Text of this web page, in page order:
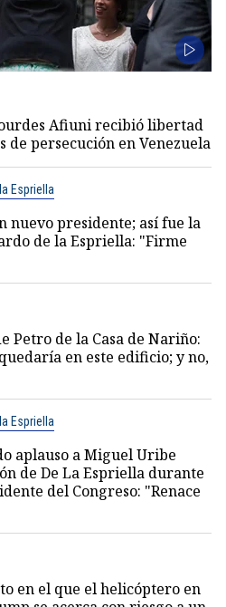
Afiuni recibió libertad
de persecución en Venezuela
Espriella
nuevo presidente; así fue la
de la Espriella: "Firme
Petro de la Casa de Nariño:
en este edificio; y no,
Espriella
aplauso a Miguel Uribe
de De La Espriella durante
del Congreso: "Renace
en el que el helicóptero en